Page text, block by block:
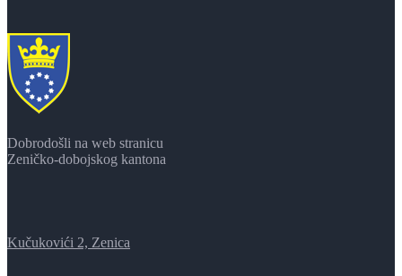
Dobrodošli na web stranicu
Zeničko-dobojskog kantona
Kučukovići 2, Zenica